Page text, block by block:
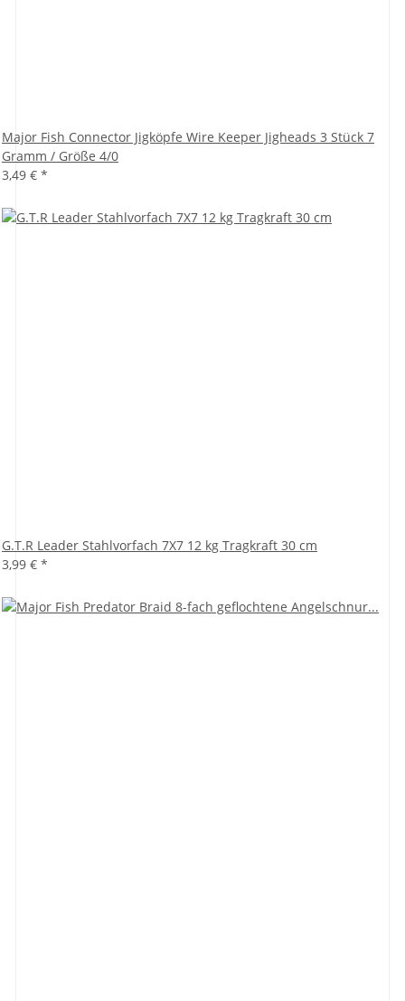
Major Fish Connector Jigköpfe Wire Keeper Jigheads 3 Stück 7
Gramm / Größe 4/0
3,49 € *
G.T.R Leader Stahlvorfach 7X7 12 kg Tragkraft 30 cm
3,99 € *